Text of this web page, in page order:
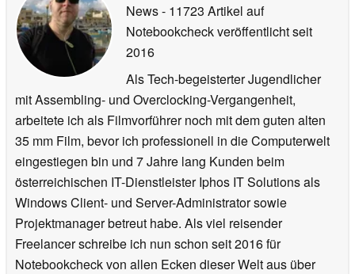
News- 11723 Artikel auf
Notebookcheck veröffentlichtseit
2016
Als Tech-begeisterter Jugendlicher
mit Assembling- und Overclocking-Vergangenheit,
arbeitete ich als Filmvorführer noch mit dem guten alten
35 mm Film, bevor ich professionell in die Computerwelt
eingestiegen bin und 7 Jahre lang Kunden beim
österreichischen IT-Dienstleister Iphos IT Solutions als
Windows Client- und Server-Administrator sowie
Projektmanager betreut habe. Als viel reisender
Freelancer schreibe ich nun schon seit 2016 für
Notebookcheck von allen Ecken dieser Welt aus über